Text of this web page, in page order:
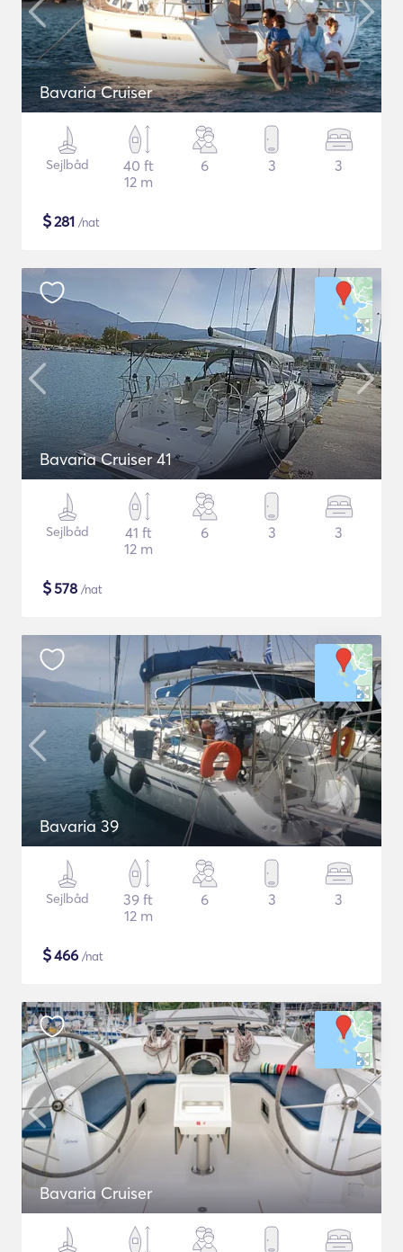
Bavaria Cruiser
Sejlbåd
40 ft
12 m
6 3 3
$281 /nat
Bavaria Cruiser 41
Sejlbåd
41 ft
12 m
6 3 3
$578 /nat
Bavaria 39
Sejlbåd
39 ft
12 m
6 3 3
$466 /nat
Bavaria Cruiser